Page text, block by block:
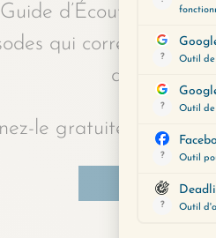
d’Écoute, un outil
qui correspondent
du moment.
le gratuitement en
JE LE VEUX